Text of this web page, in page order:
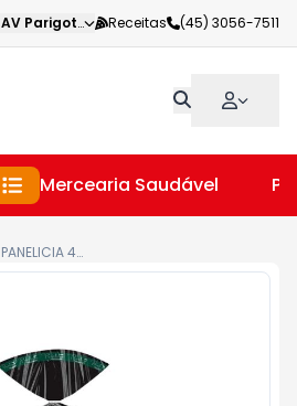
AV Parigot de Souza,Toledo-PR
Receitas (45) 3056-7511
Mercearia Saudável
PAO PANELICIA 400G INTEGRAL